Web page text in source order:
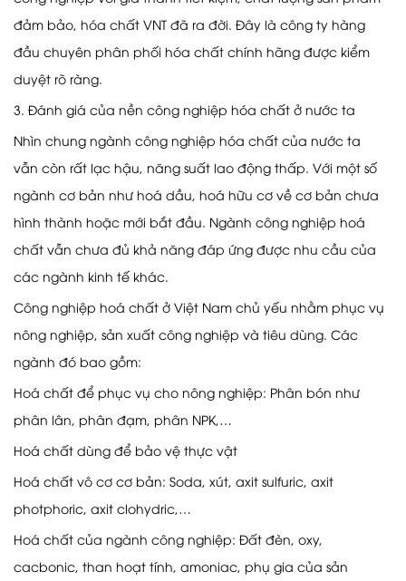
đảm bảo, hóa chất VNT đã ra đời. Đây là công ty hàng
đầu chuyên phân phối hóa chất chính hãng được kiểm
duyệt rõ ràng.
3. Đánh giá của nền công nghiệp hóa chất ở nước ta
Nhìn chung ngành công nghiệp hóa chất của nước ta
vẫn còn rất lạc hậu, năng suất lao động thấp. Với một số
ngành cơ bản như hoá dầu, hoá hữu cơ về cơ bản chưa
hình thành hoặc mới bắt đầu. Ngành công nghiệp hoá
chất vẫn chưa đủ khả năng đáp ứng được nhu cầu của
các ngành kinh tế khác.
Công nghiệp hoá chất ở Việt Nam chủ yếu nhằm phục vụ
nông nghiệp, sản xuất công nghiệp và tiêu dùng. Các
ngành đó bao gồm:
Hoá chất để phục vụ cho nông nghiệp: Phân bón như
phân lân, phân đạm, phân NPK,…
Hoá chất dùng để bảo vệ thực vật
Hoá chất vô cơ cơ bản: Soda, xút, axit sulfuric, axit
photphoric, axit clohydric,…
Hoá chất của ngành công nghiệp: Đất đèn, oxy,
cacbonic, than hoạt tính, amoniac, phụ gia của sản